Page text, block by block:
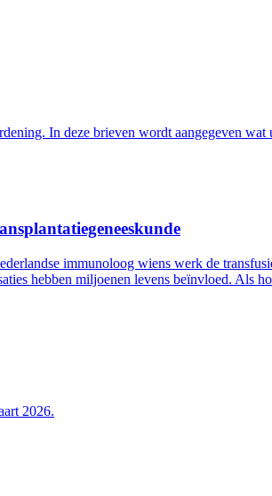
In deze brieven wordt aangegeven
immunoloog wiens werk de
hebben miljoenen levens beïnvloed. Als
2026.